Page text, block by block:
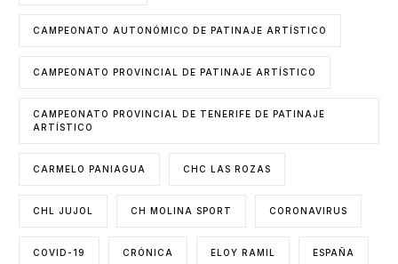
CAMPEONATO AUTONÓMICO DE PATINAJE ARTÍSTICO
CAMPEONATO PROVINCIAL DE PATINAJE ARTÍSTICO
CAMPEONATO PROVINCIAL DE TENERIFE DE PATINAJE
ARTÍSTICO
CARMELO PANIAGUA CHC LAS ROZAS
CHL JUJOL CH MOLINA SPORT CORONAVIRUS
COVID-19 CRÓNICA ELOY RAMIL ESPAÑA